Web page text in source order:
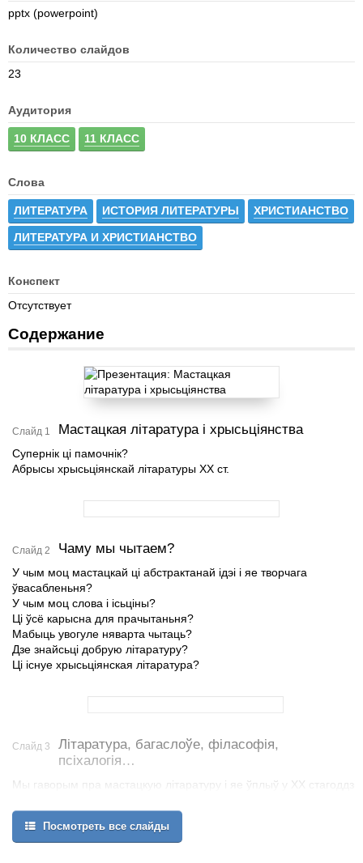
pptx (powerpoint)
Количество слайдов
23
Аудитория
10 КЛАСС 11 КЛАСС
Слова
ЛИТЕРАТУРА ИСТОРИЯ ЛИТЕРАТУРЫ ХРИСТИАНСТВО
ЛИТЕРАТУРА И ХРИСТИАНСТВО
Конспект
Отсутствует
Содержание
Слайд 1 Мастацкая літаратура і хрысьціянства
Супернік ці памочнік?
Абрысы хрысьціянскай літаратуры ХХ ст.
Слайд 2 Чаму мы чытаем?
У чым моц мастацкай ці абстрактанай ідэі і яе творчага
ўвасабленьня?
У чым моц слова і ісьціны?
Ці ўсё карысна для прачытаньня?
Мабыць увогуле няварта чытаць?
Дзе знайсьці добрую літаратуру?
Ці існуе хрысьціянская літаратура?
Слайд 3
Літаратура, багаслоўе, філасофія,
псіхалогія…
Мы гаворым пра мастацкую літаратуру і яе ўплыў у ХХ стагоддзі
найперш. Мастацкая літаратура сталася набольшым
распасюднікам ідэй.
Але нягледзячы на посьпехі адукацыі, большасьць людзей
Посмотреть все слайды